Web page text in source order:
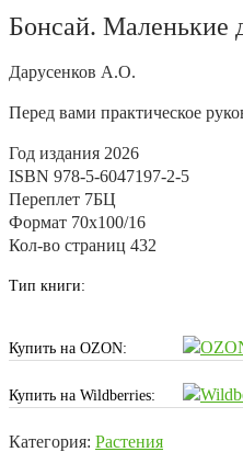
Бонсай. Маленькие
Дарусенков А.О.
Перед вами практическое
Год издания 2026
ISBN 978-5-6047197-2-5
Переплет 7БЦ
Формат 70х100/16
Кол-во страниц 432
Тип книги:
Купить на OZON:
Купить на Wildberries:
Категория: Растения